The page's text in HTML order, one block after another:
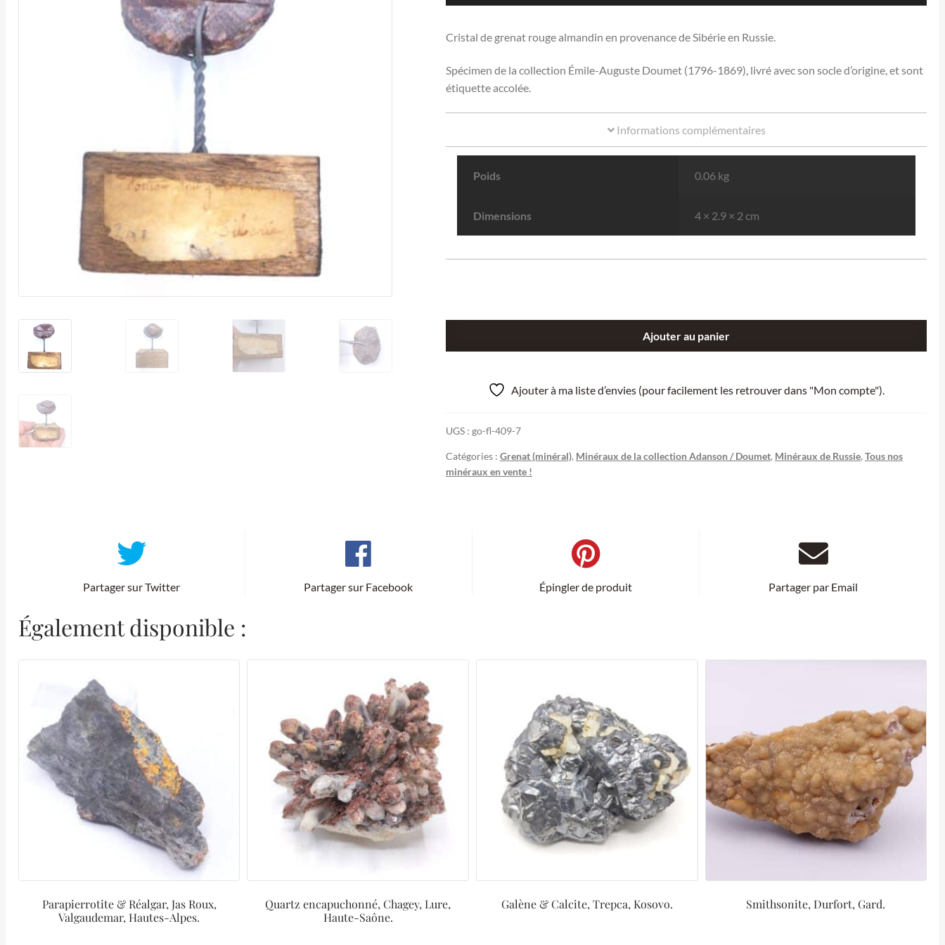
Cristal de grenat rouge almandin en provenance de Sibérie en Russie.
Spécimen de la collection Émile-Auguste Doumet (1796-1869), livré avec son socle d’origine, et sont
étiquette accolée.
Informations complémentaires
Poids 0.06 kg
Dimensions 4 × 2.9 × 2 cm
almandin,
Ajouter au panier
Ajouter à ma liste d’envies (pour facilement les retrouver dans "Mon compte").
UGS : go-fl-409-7
Catégories : Grenat (minéral), Minéraux de la collection Adanson / Doumet, Minéraux de Russie, Tous nos
minéraux en vente !
Partager sur Twitter Partager sur Facebook Épingler de produit Partager par Email
Également disponible :
Parapierrotite & Réalgar, Jas Roux,
Valgaudemar, Hautes-Alpes.
Quartz encapuchonné, Chagey, Lure,
Haute-Saône.
Galène & Calcite, Trepca, Kosovo. Smithsonite, Durfort, Gard.